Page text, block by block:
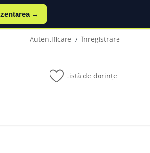
→
Autentificare / Înregistrare
Listă de dorințe